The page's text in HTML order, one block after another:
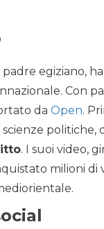
egiziano,
Con
da Open.
politiche,
. I suoi video,
milioni di